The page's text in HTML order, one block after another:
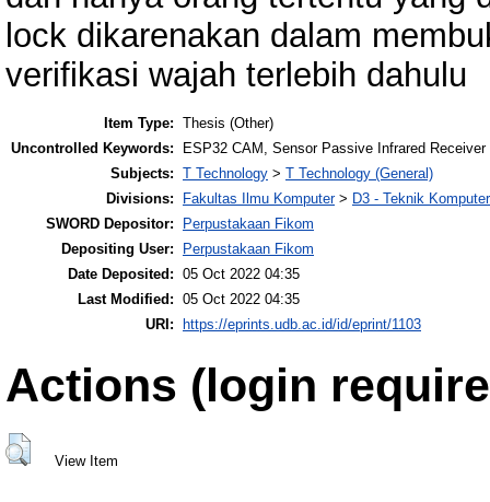
lock dikarenakan dalam
verifikasi wajah terlebih dahulu
Item Type: Thesis (Other)
Uncontrolled Keywords:
ESP32 CAM, Sensor Passive Infrared
Subjects: T Technology > T Technology (General)
Divisions:
Fakultas Ilmu Komputer> D3 - Teknik Komputer
SWORD Depositor:
Perpustakaan Fikom
Depositing User:
Perpustakaan Fikom
Date Deposited: 05 Oct 2022 04:35
Last Modified: 05 Oct 2022 04:35
URI: https://eprints.udb.ac.id/id/eprint/1103
Actions (login
View Item